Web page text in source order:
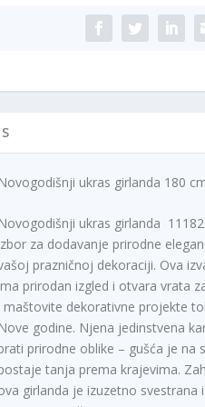
Novogodišnji ukras girlanda 180
Novogodišnji ukras girlanda
za dodavanje prirodne
prazničnoj dekoraciji. Ova
prirodan izgled i otvara vrata
maštovite dekorativne projekte
Nove godine. Njena jedinstvena
prirodne oblike – gušća je na
tanja prema krajevima.
girlanda je izuzetno svestrana